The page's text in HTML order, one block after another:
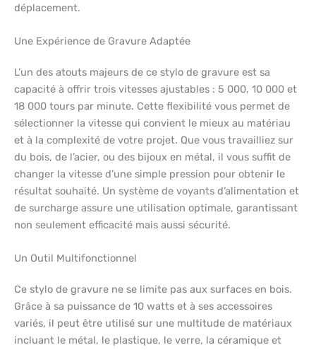
déplacement.
Une Expérience de Gravure Adaptée
L’un des atouts majeurs de ce stylo de gravure est sa
capacité à offrir trois vitesses ajustables : 5 000, 10 000 et
18 000 tours par minute. Cette flexibilité vous permet de
sélectionner la vitesse qui convient le mieux au matériau
et à la complexité de votre projet. Que vous travailliez sur
du bois, de l’acier, ou des bijoux en métal, il vous suffit de
changer la vitesse d’une simple pression pour obtenir le
résultat souhaité. Un système de voyants d’alimentation et
de surcharge assure une utilisation optimale, garantissant
non seulement efficacité mais aussi sécurité.
Un Outil Multifonctionnel
Ce stylo de gravure ne se limite pas aux surfaces en bois.
Grâce à sa puissance de 10 watts et à ses accessoires
variés, il peut être utilisé sur une multitude de matériaux
incluant le métal, le plastique, le verre, la céramique et